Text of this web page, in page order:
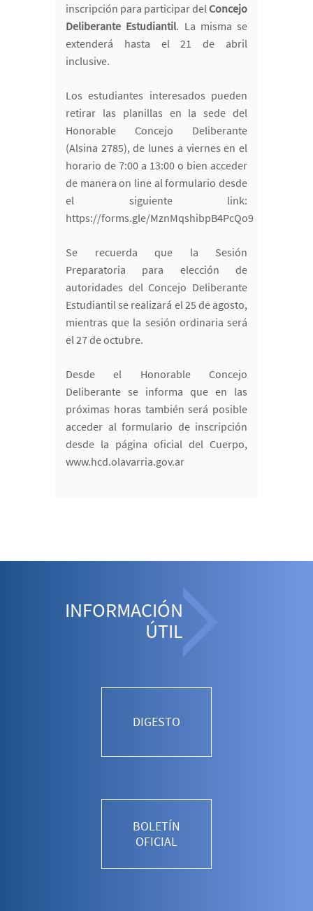
inscripción para participar delConcejo
Deliberante Estudiantil. La misma se
extenderá hasta el 21 de abril
inclusive.
Los estudiantes interesados pueden
retirar las planillas en la sede del
Honorable Concejo Deliberante
(Alsina 2785), de lunes a viernes en el
horario de 7:00 a 13:00 o bien acceder
de manera on line al formulario desde
el siguiente link:
https://forms.gle/MznMqshibpB4PcQo9
Se recuerda que la Sesión
Preparatoria para elección de
autoridades del Concejo Deliberante
Estudiantil se realizará el 25 de agosto,
mientras que la sesión ordinaria será
el 27 de octubre.
Desde el Honorable Concejo
Deliberante se informa que en las
próximas horas también será posible
acceder al formulario de inscripción
desde la página oficial del Cuerpo,
www.hcd.olavarria.gov.ar
INFORMACIÓN
ÚTIL
DIGESTO
BOLETÍN
OFICIAL